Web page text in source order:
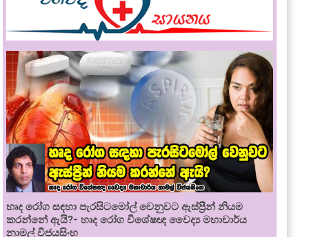
හෘද රෝග සඳහා පැරසිටමෝල් වෙනුවට ඇස්ප්‍රීන් නියම
කරන්නේ ඇයි?- හෘද රෝග විශේෂඥ වෛද්‍ය මහාචාර්ය
නාමල් විජයසිංහ